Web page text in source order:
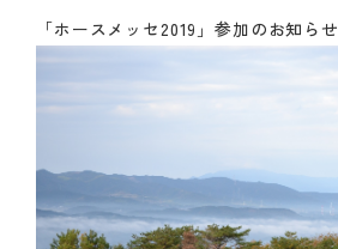
「ホースメッセ2019」参加のお知らせ